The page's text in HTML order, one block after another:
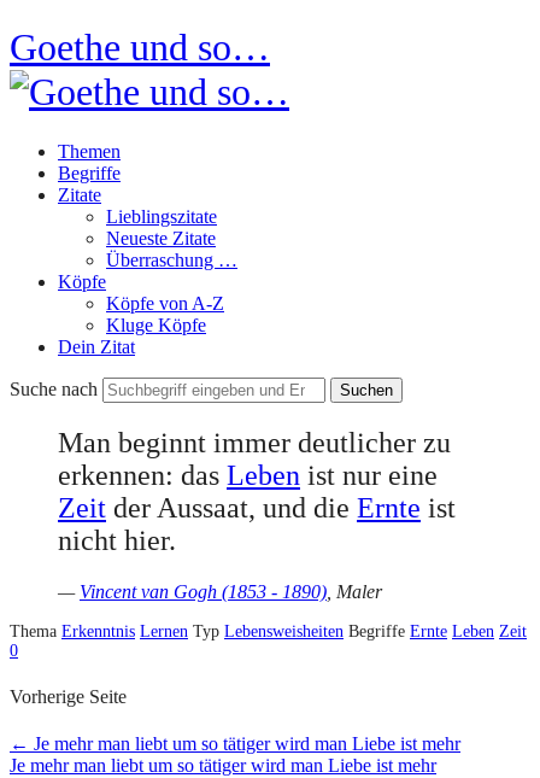
Goethe und so…
Themen
Begriffe
Zitate
Lieblingszitate
Neueste Zitate
Überraschung …
Köpfe
Köpfe von A-Z
Kluge Köpfe
Dein Zitat
Suche nach
Man beginnt immer deutlicher zu
erkennen: das Leben ist nur eine
Zeit der Aussaat, und die Ernte ist
nicht hier.
— Vincent van Gogh (1853 - 1890) , Maler
Thema Erkenntnis Lernen Typ Lebensweisheiten Begriffe Ernte Leben Zeit
0
Vorherige Seite
← Je mehr man liebt um so tätiger wird man Liebe ist mehr
Je mehr man liebt um so tätiger wird man Liebe ist mehr